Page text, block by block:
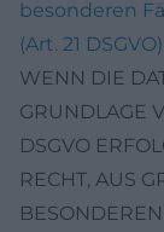
besonderen
(Art. 21 DSGVO)
WENN DIE
GRUNDLAGE
DSGVO
RECHT, AUS